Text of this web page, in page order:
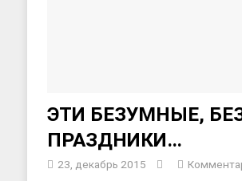
ЭТИ БЕЗУМНЫЕ,
ПРАЗДНИКИ…
23, декабрь 2015